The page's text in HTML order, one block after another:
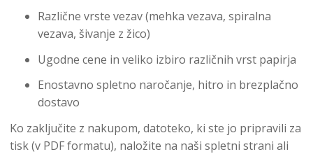
Različne vrste vezav (mehka vezava, spiralna
vezava, šivanje z žico)
Ugodne cene in veliko izbiro različnih vrst papirja
Enostavno spletno naročanje, hitro in brezplačno
dostavo
Ko zaključite z nakupom, datoteko, ki ste jo pripravili za
tisk (v PDF formatu), naložite na naši spletni strani ali